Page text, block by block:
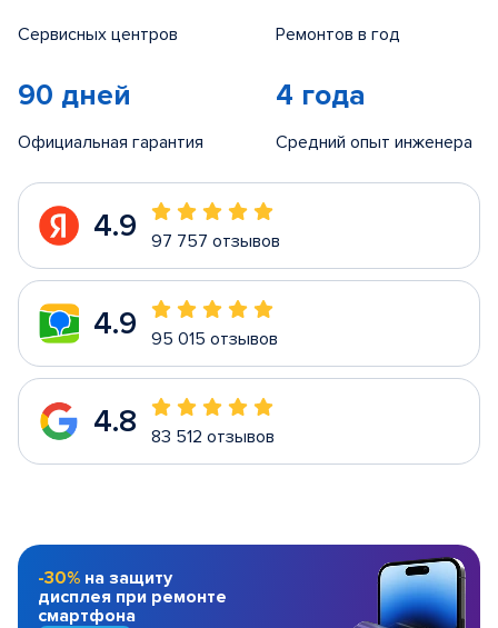
Сервисных центров Ремонтов в год
90 дней
Официальная гарантия
4 года
Средний опыт инженера
4.9 97 757 отзывов
4.9 95 015 отзывов
4.8 83 512 отзывов
-30% на защиту
дисплея при ремонте
смартфона